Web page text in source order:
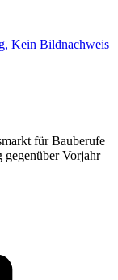
für Bauberufe
gegenüber Vorjahr